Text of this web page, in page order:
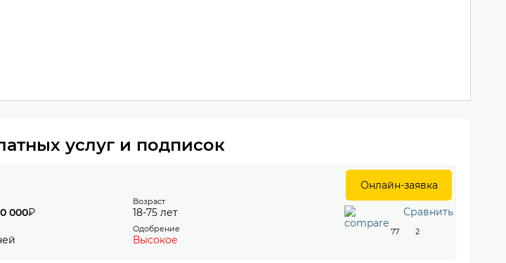
услуг и подписок
000₽
Возраст
18-75 лет
Одобрение
Высокое
Онлайн-заявка
Сравнить
77 2